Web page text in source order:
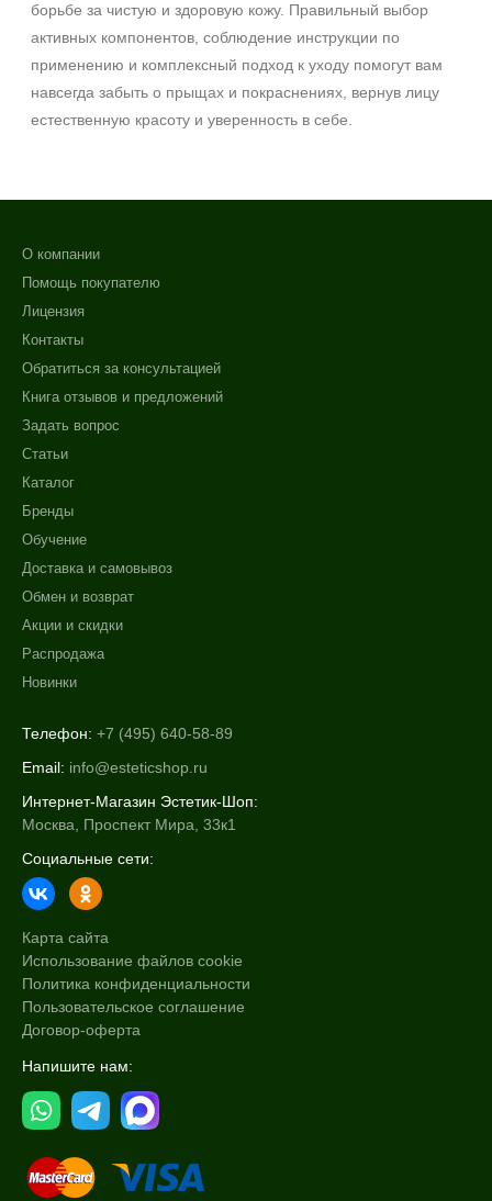
борьбе за чистую и здоровую кожу. Правильный выбор
активных компонентов, соблюдение инструкции по
применению и комплексный подход к уходу помогут вам
навсегда забыть о прыщах и покраснениях, вернув лицу
естественную красоту и уверенность в себе.
О компании
Помощь покупателю
Лицензия
Контакты
Обратиться за консультацией
Книга отзывов и предложений
Задать вопрос
Статьи
Каталог
Бренды
Обучение
Доставка и самовывоз
Обмен и возврат
Акции и скидки
Распродажа
Новинки
Телефон: +7 (495) 640-58-89
Email: info@esteticshop.ru
Интернет-Магазин Эстетик-Шоп:
Москва, Проспект Мира, 33к1
Социальные сети:
Карта сайта
Использование файлов cookie
Политика конфиденциальности
Пользовательское соглашение
Договор-оферта
Напишите нам: